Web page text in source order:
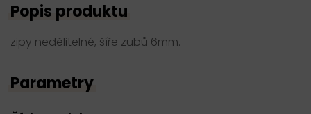
Popis produktu
zipy nedělitelné, šíře zubů 6mm.
Parametry